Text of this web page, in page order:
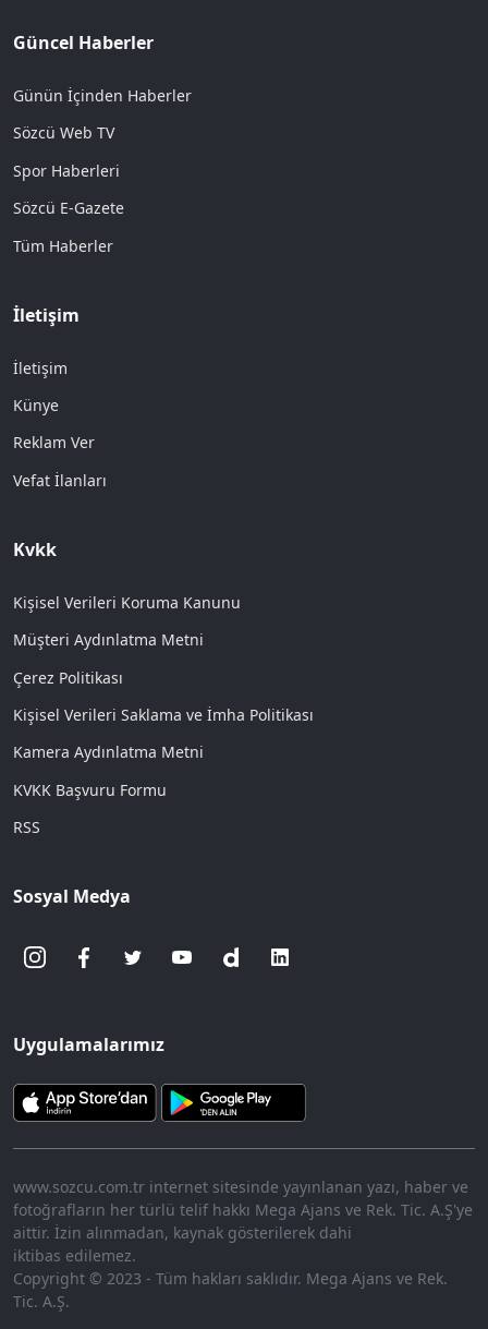
Güncel Haberler
Günün İçinden Haberler
Sözcü Web TV
Spor Haberleri
Sözcü E-Gazete
Tüm Haberler
İletişim
İletişim
Künye
Reklam Ver
Vefat İlanları
Kvkk
Kişisel Verileri Koruma Kanunu
Müşteri Aydınlatma Metni
Çerez Politikası
Kişisel Verileri Saklama ve İmha Politikası
Kamera Aydınlatma Metni
KVKK Başvuru Formu
RSS
Sosyal Medya
Uygulamalarımız
www.sozcu.com.tr internet sitesinde yayınlanan yazı, haber ve
fotoğrafların her türlü telif hakkı Mega Ajans ve Rek. Tic. A.Ş'ye
aittir. İzin alınmadan, kaynak gösterilerek dahi
iktibas edilemez.
Copyright © 2023 - Tüm hakları saklıdır. Mega Ajans ve Rek.
Tic. A.Ş.